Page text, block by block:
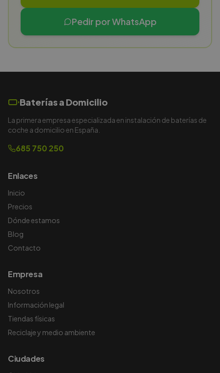
Pedir por WhatsApp
Baterías a Domicilio
La primera empresa especializada en instalación de baterías de
coche a domicilio en España.
685 750 250
Enlaces
Inicio
Precios
Dónde estamos
Blog
Contacto
Empresa
Nosotros
Información legal
Tiendas físicas
Reciclaje y medio ambiente
Ciudades